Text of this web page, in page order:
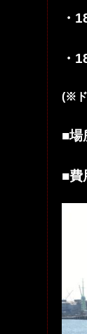
・
・
(※ド
■場
■費